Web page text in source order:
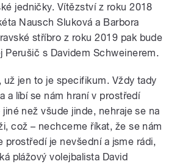
jedničky. Vítězství z roku 2018
Nausch Sluková a Barbora
stříbro z roku 2019 pak bude
Perušič s Davidem Schweinerem.
už jen to je specifikum. Vždy tady
a líbí se nám hraní v prostředí
než všude jinde, nehraje se na
což – nechceme říkat, že se nám
prostředí je nevšední a jsme rádi,
plážový volejbalista David